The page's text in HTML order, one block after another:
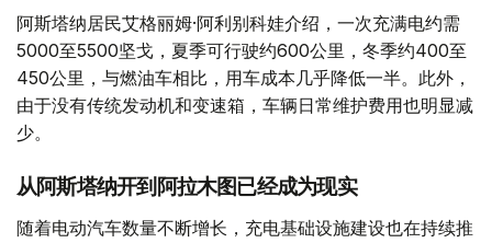
阿斯塔纳居民艾格丽姆·阿利别科娃介绍，一次充满电约需
5000至5500坚戈，夏季可行驶约600公里，冬季约400至
450公里，与燃油车相比，用车成本几乎降低一半。此外，
由于没有传统发动机和变速箱，车辆日常维护费用也明显减
少。
从阿斯塔纳开到阿拉木图已经成为现实
随着电动汽车数量不断增长，充电基础设施建设也在持续推